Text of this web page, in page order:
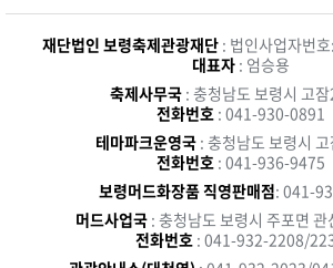
재단법인 보령축제관광재단 : 법인사업자번
대표자: 엄승용
축제사무국 : 충청남도 보령시 고
전화번호 : 041-930-0891
테마파크운영국 : 충청남도 보령시
전화번호 : 041-936-9475
보령머드화장품 직영판매점: 041-
머드사업국 : 충청남도 보령시 주포면
전화번호 : 041-932-2208/